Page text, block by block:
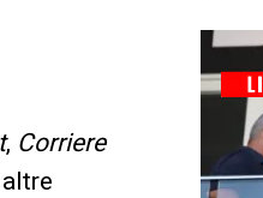
, Corriere